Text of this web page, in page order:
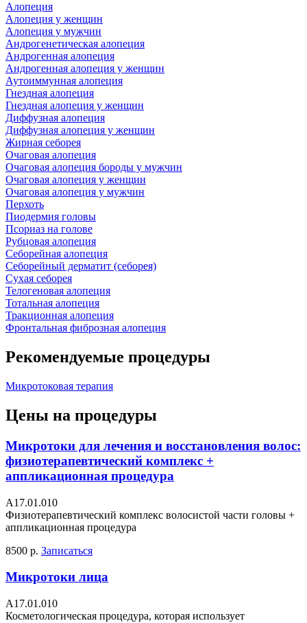
Алопеция
Алопеция у женщин
Алопеция у мужчин
Андрогенетическая алопеция
Андрогенная алопеция
Андрогенная алопеция у женщин
Аутоиммунная алопеция
Гнездная алопеция
Гнездная алопеция у женщин
Диффузная алопеция
Диффузная алопеция у женщин
Жирная себорея
Очаговая алопеция
Очаговая алопеция бороды у мужчин
Очаговая алопеция у женщин
Очаговая алопеция у мужчин
Перхоть
Пиодермия головы
Псориаз на голове
Рубцовая алопеция
Себорейная алопеция
Себорейный дерматит (себорея)
Сухая себорея
Телогеновая алопеция
Тотальная алопеция
Тракционная алопеция
Фронтальная фиброзная алопеция
Рекомендуемые процедуры
Микротоковая терапия
Цены на процедуры
Микротоки для лечения и восстановления волос:
физиотерапевтический комплекс +
аппликационная процедура
А17.01.010
Физиотерапевтический комплекс волосистой части головы +
аппликационная процедура
8500 р. Записаться
Микротоки лица
A17.01.010
Косметологическая процедура, которая использует